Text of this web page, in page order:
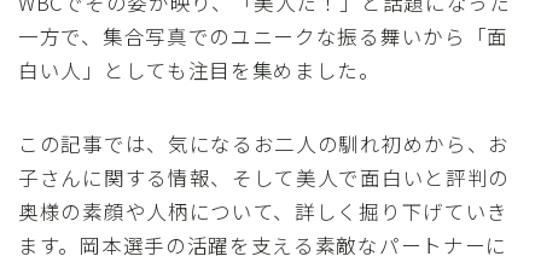
一方で、集合写真でのユニークな振る舞いから「面
白い人」としても注目を集めました。
この記事では、気になるお二人の馴れ初めから、お
子さんに関する情報、そして美人で面白いと評判の
奥様の素顔や人柄について、詳しく掘り下げていき
ます。岡本選手の活躍を支える素敵なパートナーに